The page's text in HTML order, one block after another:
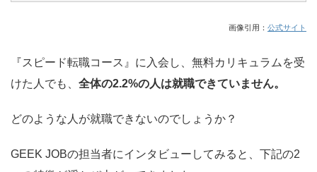
画像引用： 公式サイト
『スピード転職コース』に入会し、無料カリキュラムを受
けた人でも、 全体の2.2%の人は就職できていません。
どのような人が就職できないのでしょうか？
GEEK JOBの担当者にインタビューしてみると、下記の2